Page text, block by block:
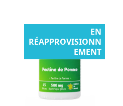
EN
RÉAPPROVISIONN
EMENT